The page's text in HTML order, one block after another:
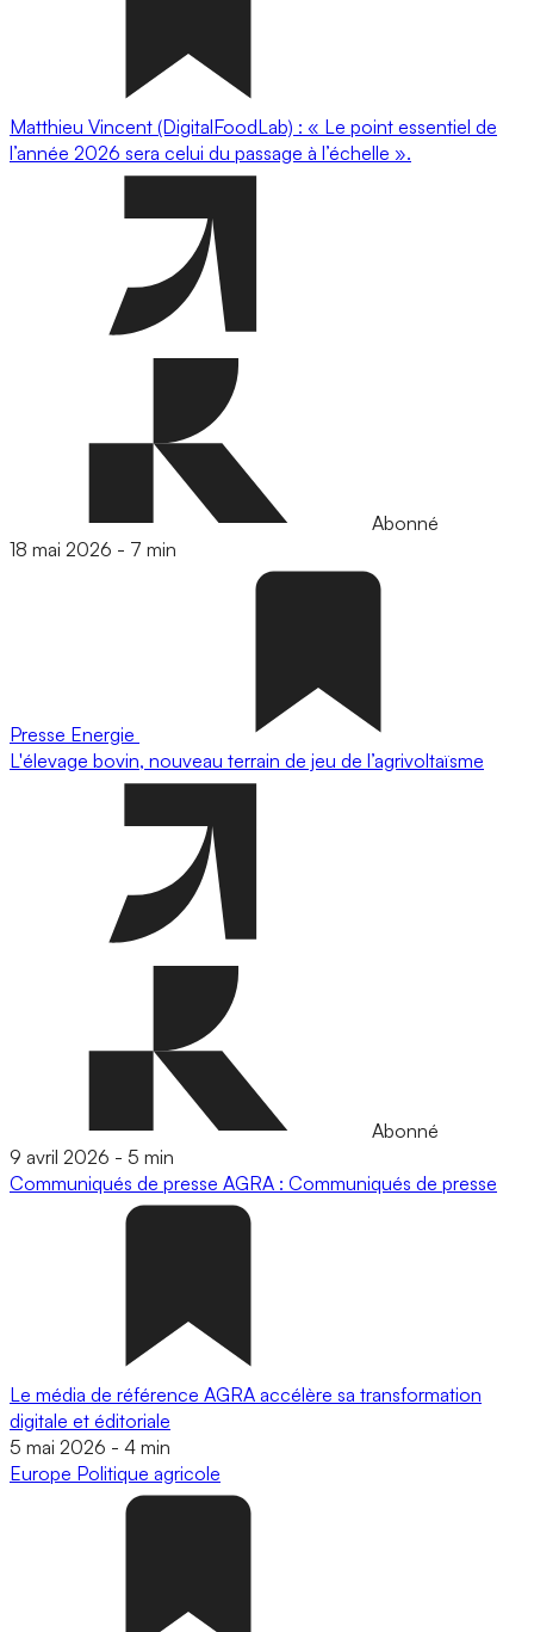
Matthieu Vincent (DigitalFoodLab) : « Le point essentiel de
l’année 2026 sera celui du passage à l’échelle ».
Abonné
18 mai 2026 - 7 min
Presse Energie
L'élevage bovin, nouveau terrain de jeu de l’agrivoltaïsme
Abonné
9 avril 2026 - 5 min
Communiqués de presse AGRA : Communiqués de presse
Le média de référence AGRA accélère sa transformation
digitale et éditoriale
5 mai 2026 - 4 min
Europe Politique agricole